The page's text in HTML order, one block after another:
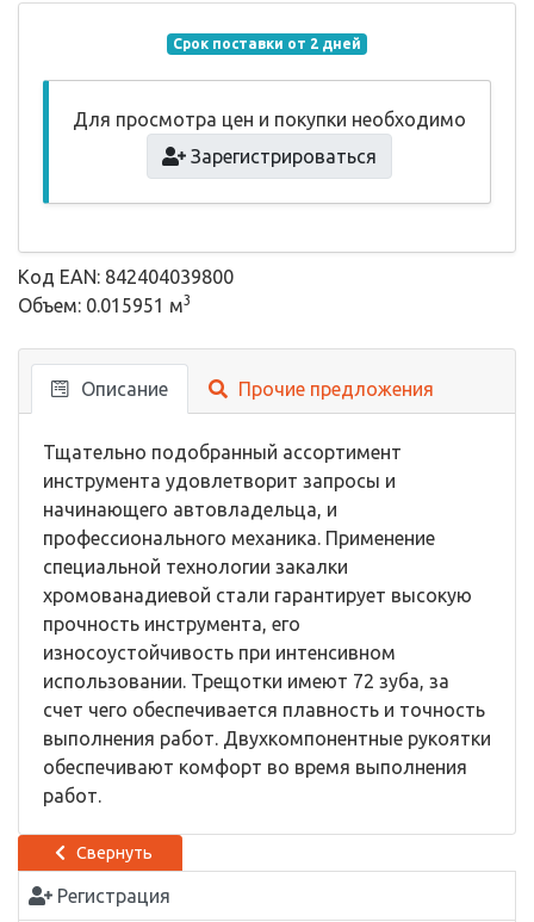
Свернуть
Регистрация
Срок поставки от 2 дней
Для просмотра цен и покупки необходимо
Зарегистрироваться
Код EAN: 842404039800
Объем: 0.015951 м3
Описание Прочие предложения
Тщательно подобранный ассортимент
инструмента удовлетворит запросы и
начинающего автовладельца, и
профессионального механика. Применение
специальной технологии закалки
хромованадиевой стали гарантирует высокую
прочность инструмента, его
износоустойчивость при интенсивном
использовании. Трещотки имеют 72 зуба, за
счет чего обеспечивается плавность и точность
выполнения работ. Двухкомпонентные рукоятки
обеспечивают комфорт во время выполнения
работ.